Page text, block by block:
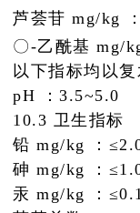
芦荟苷 mg/kg ：
〇-乙酰基 mg/
以下指标均以
pH ： 3.5~5.0
10.3 卫生指标
铅 mg/kg ：
砷 mg/kg ：
汞 mg/kg ：